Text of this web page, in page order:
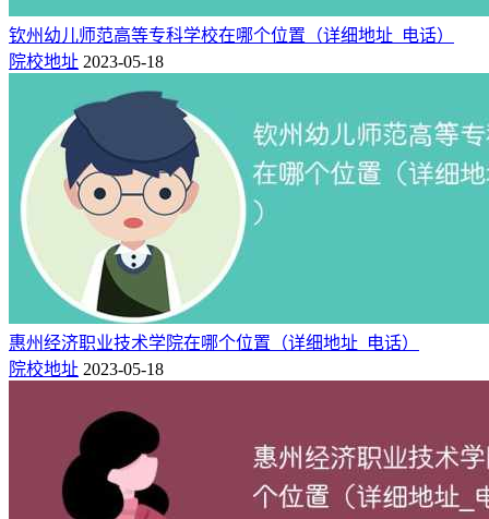
一所省属公办理工类普通本科高校。2023年11月21日经教育部
同意、2023年12月15日山西省人民政府批准设立。
山西省委、省政府高度重视学校发展，出台《关于支持山西电
子科技学院高质量发展的意见》，为学校的发展注入了强劲动
力。山西电子科技学院将坚持社会主义办学方向，落实立德树
人根本任务，将学校建设成为特色鲜明的高水平应用型本科高
校，为山西省高质量转型发展贡献力量。
相关推荐：
山西电子科技学院最好的专业排名（王牌优势专业）
2026山西招生考试网官网入口
钦州幼儿师范高等专科学校在哪个位置（详细地址_电话）
院校地址 2023-05-18
惠州经济职业技术学院在哪个位置（详细地址_电话）
院校地址 2023-05-18